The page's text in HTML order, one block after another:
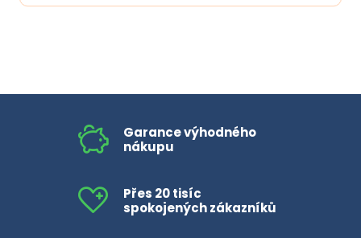
Garance výhodného
nákupu
Přes 20 tisíc
spokojených zákazníků